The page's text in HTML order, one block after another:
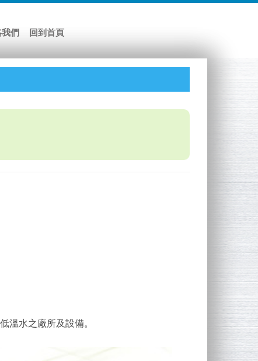
們 回到首頁
溫水之廠所及設備。